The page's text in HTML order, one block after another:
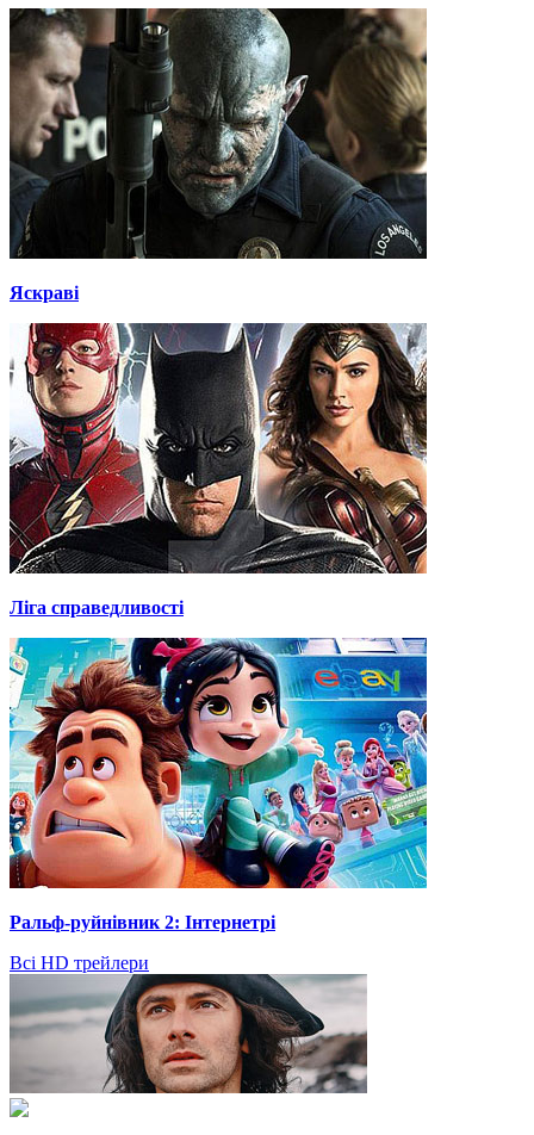
Яскраві
Ліга справедливості
Ральф-руйнівник 2: Інтернетрі
Всі HD трейлери